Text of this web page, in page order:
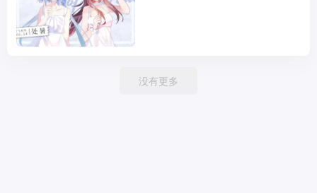
没有更多